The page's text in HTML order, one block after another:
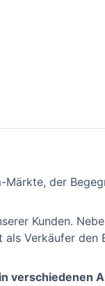
der
Kunden.
Verkäufer den
verschiedenen